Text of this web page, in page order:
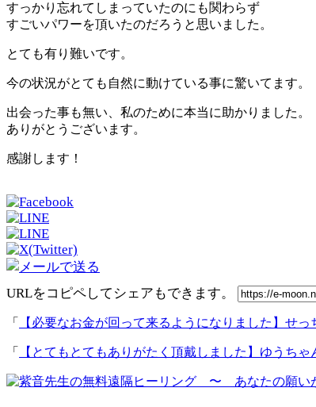
すっかり忘れてしまっていたのにも関わらず
すごいパワーを頂いたのだろうと思いました。
とても有り難いです。
今の状況がとても自然に動けている事に驚いてます。
出会った事も無い、私のために本当に助かりました。
ありがとうございます。
感謝します！
URLをコピペしてシェアもできます。
「 【必要なお金が回って来るようになりました】せっ
「 【とてもとてもありがたく頂戴しました】ゆうちゃ